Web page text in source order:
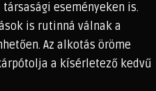
eseményeken is.
is rutinná válnak a
Az alkotás öröme
a kísérletező kedvű